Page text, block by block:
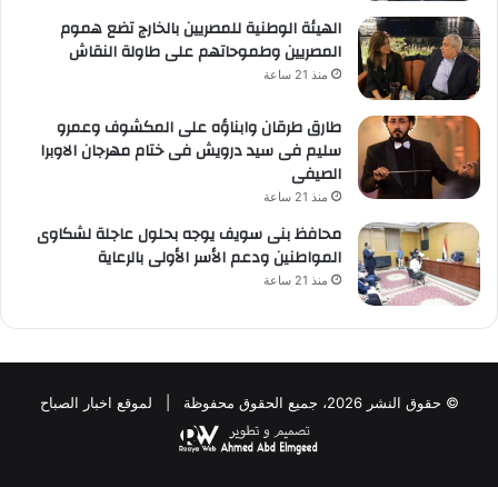
الهيئة الوطنية للمصريين بالخارج تضع هموم
المصريين وطموحاتهم على طاولة النقاش
منذ 21 ساعة
طارق طرقان وابناؤه على المكشوف وعمرو
سليم فى سيد درويش فى ختام مهرجان الاوبرا
الصيفى
منذ 21 ساعة
محافظ بنى سويف يوجه بحلول عاجلة لشكاوى
المواطنين ودعم الأسر الأولى بالرعاية
منذ 21 ساعة
© حقوق النشر 2026، جميع الحقوق محفوظة | لموقع اخبار الصباح